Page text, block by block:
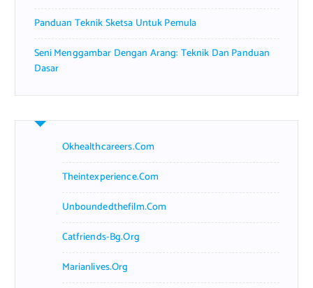
Panduan Teknik Sketsa Untuk Pemula
Seni Menggambar Dengan Arang: Teknik Dan Panduan
Dasar
Okhealthcareers.com
Theintexperience.com
Unboundedthefilm.com
Catfriends-Bg.org
Marianlives.org